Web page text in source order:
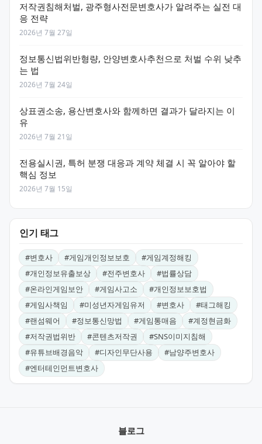
저작권침해처벌, 광주형사전문변호사가 알려주는 실전 대
응 전략
2026년 7월 27일
정보통신법위반형량, 안양변호사추천으로 처벌 수위 낮추
는 법
2026년 7월 24일
상표권소송, 용산변호사와 함께하면 결과가 달라지는 이
유
2026년 7월 21일
전용실시권, 특허 분쟁 대응과 계약 체결 시 꼭 알아야 할
핵심 정보
2026년 7월 15일
인기 태그
#변호사 #게임개인정보보호 #게임계정해킹
#개인정보유출보상 #전주변호사 #법률상담
#온라인게임보안 #게임사고소 #개인정보보호법
#게임사책임 #미성년자게임유저 #변호사 #태그해킹
#랜섬웨어 #정보통신망법 #게임통매음 #계정현금화
#저작권법위반 #콘텐츠저작권 #SNS이미지침해
#유튜브배경음악 #디자인무단사용 #남양주변호사
#엔터테인먼트변호사
블로그